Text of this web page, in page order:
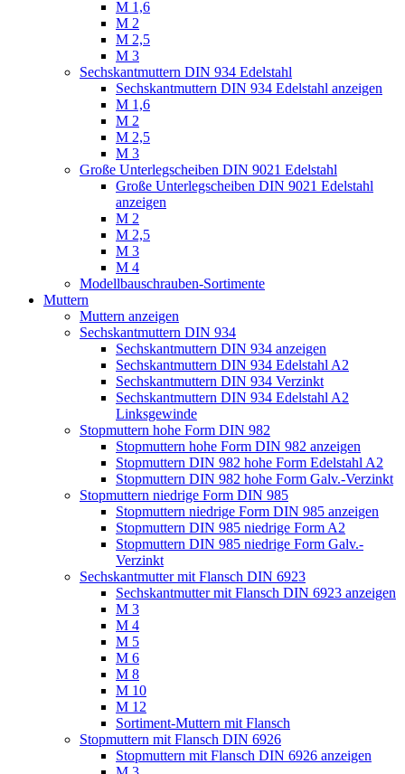
M 1,6
M 2
M 2,5
M 3
Sechskantmuttern DIN 934 Edelstahl
Sechskantmuttern DIN 934 Edelstahl anzeigen
M 1,6
M 2
M 2,5
M 3
Große Unterlegscheiben DIN 9021 Edelstahl
Große Unterlegscheiben DIN 9021 Edelstahl
anzeigen
M 2
M 2,5
M 3
M 4
Modellbauschrauben-Sortimente
Muttern
Muttern anzeigen
Sechskantmuttern DIN 934
Sechskantmuttern DIN 934 anzeigen
Sechskantmuttern DIN 934 Edelstahl A2
Sechskantmuttern DIN 934 Verzinkt
Sechskantmuttern DIN 934 Edelstahl A2
Linksgewinde
Stopmuttern hohe Form DIN 982
Stopmuttern hohe Form DIN 982 anzeigen
Stopmuttern DIN 982 hohe Form Edelstahl A2
Stopmuttern DIN 982 hohe Form Galv.-Verzinkt
Stopmuttern niedrige Form DIN 985
Stopmuttern niedrige Form DIN 985 anzeigen
Stopmuttern DIN 985 niedrige Form A2
Stopmuttern DIN 985 niedrige Form Galv.-
Verzinkt
Sechskantmutter mit Flansch DIN 6923
Sechskantmutter mit Flansch DIN 6923 anzeigen
M 3
M 4
M 5
M 6
M 8
M 10
M 12
Sortiment-Muttern mit Flansch
Stopmuttern mit Flansch DIN 6926
Stopmuttern mit Flansch DIN 6926 anzeigen